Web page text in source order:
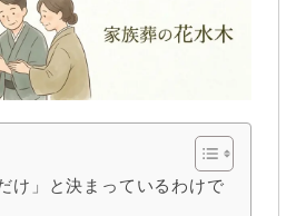
け」と決まっているわけで